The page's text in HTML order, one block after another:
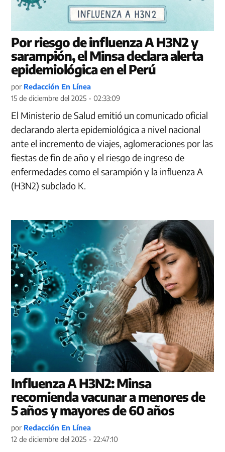
Por riesgo de influenza A H3N2 y
sarampión, el Minsa declara alerta
epidemiológica en el Perú
por Redacción En Línea
15 de diciembre del 2025 - 02:33:09
El Ministerio de Salud emitió un comunicado oficial
declarando alerta epidemiológica a nivel nacional
ante el incremento de viajes, aglomeraciones por las
fiestas de fin de año y el riesgo de ingreso de
enfermedades como el sarampión y la influenza A
(H3N2) subclado K.
Influenza A H3N2: Minsa
recomienda vacunar a menores de
5 años y mayores de 60 años
por Redacción En Línea
12 de diciembre del 2025 - 22:47:10